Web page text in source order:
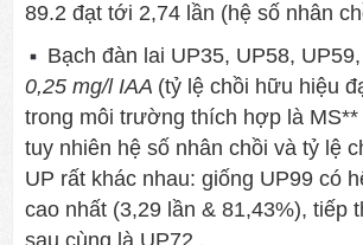
89.2 đạt tới 2,74 lần (hệ số nhân
Bạch đàn lai UP35, UP58,
0,25 mg/l IAA (tỷ lệ chồi hữu hiệu
trong môi trường thích hợp là
tuy nhiên hệ số nhân chồi và tỷ lệ
UP rất khác nhau: giống UP99 có
cao nhất (3,29 lần & 81,43%), tiếp